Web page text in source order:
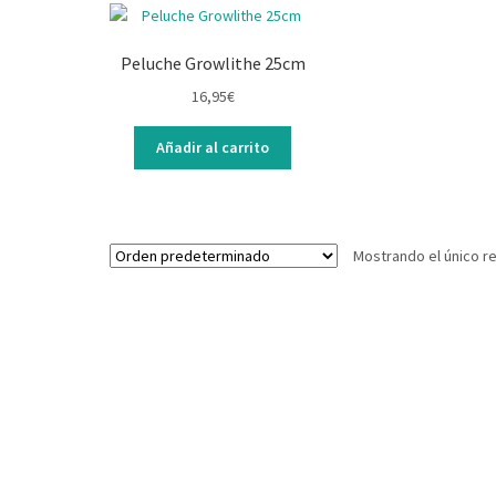
Peluche Growlithe 25cm
16,95€
Añadir al carrito
Mostrando el único